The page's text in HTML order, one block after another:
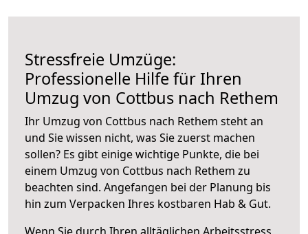
Stressfreie Umzüge:
Professionelle Hilfe für Ihren
Umzug von Cottbus nach Rethem
Ihr Umzug von Cottbus nach Rethem steht an
und Sie wissen nicht, was Sie zuerst machen
sollen? Es gibt einige wichtige Punkte, die bei
einem Umzug von Cottbus nach Rethem zu
beachten sind. Angefangen bei der Planung bis
hin zum Verpacken Ihres kostbaren Hab & Gut.